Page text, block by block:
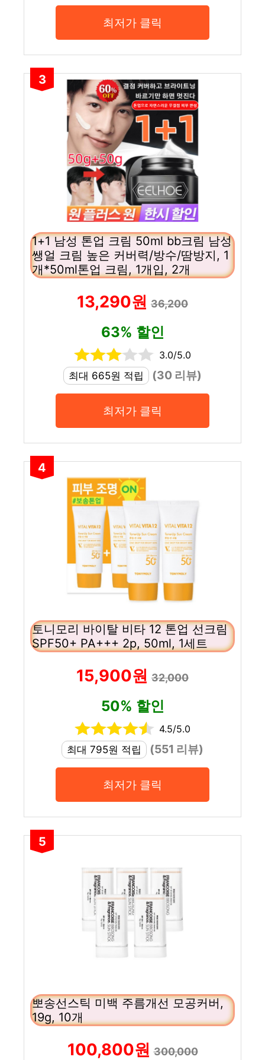
최저가 클릭
3
1+1 남성 톤업 크림 50ml bb크림 남성
쌩얼 크림 높은 커버력/방수/땀방지, 1
개*50ml톤업 크림, 1개입, 2개
13,290원 36,200
63% 할인
3.0/5.0
최대 665원 적립
(30 리뷰)
최저가 클릭
4
토니모리 바이탈 비타 12 톤업 선크림
SPF50+ PA+++ 2p, 50ml, 1세트
15,900원 32,000
50% 할인
4.5/5.0
최대 795원 적립
(551 리뷰)
최저가 클릭
5
뽀송선스틱 미백 주름개선 모공커버,
19g, 10개
100,800원300,000